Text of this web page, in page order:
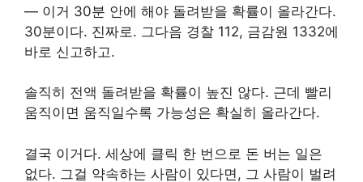
— 이거 30분 안에 해야 돌려받을 확률이 올라간다.
30분이다. 진짜로. 그다음 경찰 112, 금감원 1332에
바로 신고하고.
솔직히 전액 돌려받을 확률이 높진 않다. 근데 빨리
움직이면 움직일수록 가능성은 확실히 올라간다.
결국 이거다. 세상에 클릭 한 번으로 돈 버는 일은
없다. 그걸 약속하는 사람이 있다면, 그 사람이 벌려